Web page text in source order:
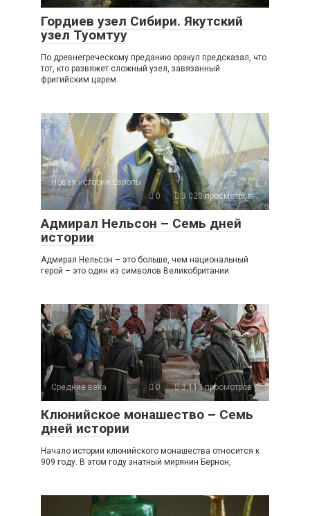
Гордиев узел Сибири. Якутский
узел Туомтуу
По древнегреческому преданию оракул предсказал, что
тот, кто развяжет сложный узел, завязанный
фригийским царем
Новая история Европы
0
3 020 просмотров
Адмирал Нельсон – Семь дней
истории
Адмирал Нельсон – это больше, чем национальный
герой – это один из символов Великобритании.
Средние века 0 3 113 просмотров
Клюнийское монашество – Семь
дней истории
Начало истории клюнийского монашества относится к
909 году. В этом году знатный мирянин Бернон,